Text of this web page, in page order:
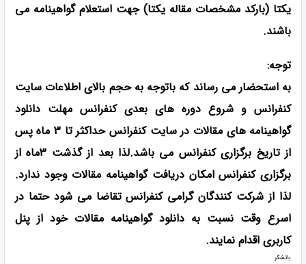
یکتا (بارکد مشخصات مقاله یکتا) جهت استعلام گواهینامه می
باشند.
توجه:
به استحضار می رساند که باتوجه به حجم بالای اطلاعات سایت
کنفرانس و شروع دوره های بعدی کنفرانس مهلت دانلود
گواهینامه های مقالات در سایت کنفرانس حداکثر تا 3 ماه پس
از تاریخ برگزاری کنفرانس می باشد.لذا بعد از گذشت 3ماه از
برگزاری کنفرانس امکان دریافت گواهینامه مقالات وجود ندارد.
لذا از شرکت کنندگان گرامی کنفرانس تقاضا می شود حتما در
اسرع وقت نسبت به دانلود گواهینامه مقالات خود از پنل
کاربری اقدام نمایند.
باتشکر